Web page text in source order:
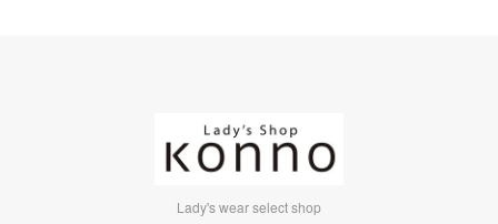
Lady's wear select shop